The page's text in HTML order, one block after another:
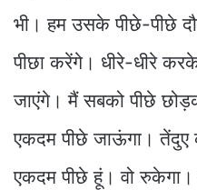
भी। हम उसके पीछे-पीछे
पीछा करेंगे। धीरे-धीरे
जाएंगे। मैं सबको पीछे
एकदम पीछे जाऊंगा। तेंदुए
एकदम पीछे हूं। वो रुकेगा।